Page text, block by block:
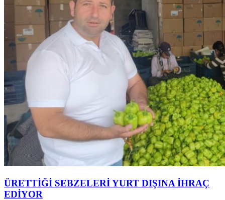
ÜRETTİĞİ SEBZELERİ YURT DIŞINA İHRAÇ
EDİYOR